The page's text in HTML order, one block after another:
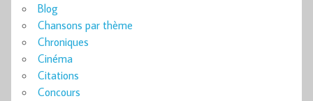
Blog
Chansons par thème
Chroniques
Cinéma
Citations
Concours